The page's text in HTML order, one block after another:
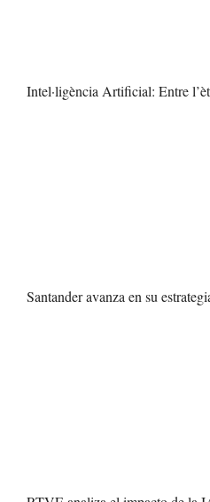
Intel·ligència Artificial: Entre
Santander avanza en su